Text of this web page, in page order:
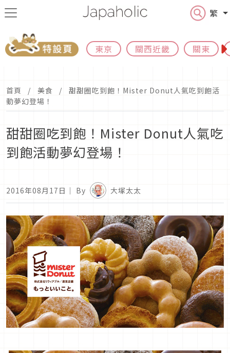
繁
東京 關西近畿 關東
首頁 美食
甜甜圈吃到飽！Mister Donut人氣吃到飽活
動夢幻登場！
甜甜圈吃到飽！Mister Donut人氣吃
到飽活動夢幻登場！
2016年08月17日 ｜ By 大塚太太